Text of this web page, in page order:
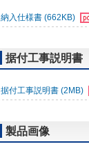
納入仕様書 (662KB)
据付工事説明書
据付工事説明書 (2MB)
製品画像